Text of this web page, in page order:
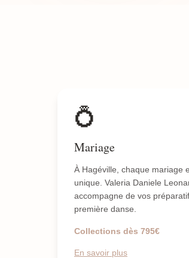
💍
Mariage
À Hagéville, chaque mariage
unique. Valeria Daniele
accompagne de vos
première danse.
Collections dès 795€
En savoir plus